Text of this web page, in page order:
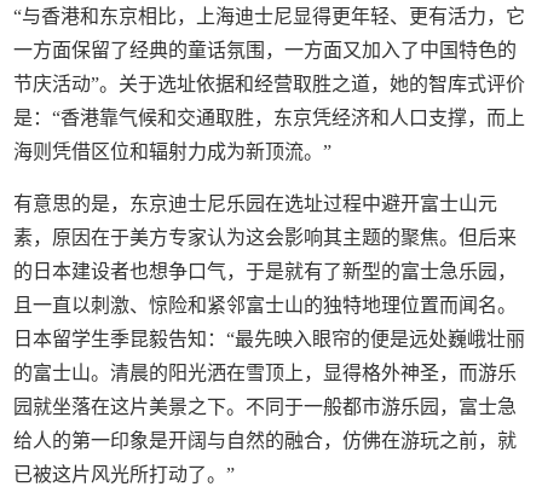
“与香港和东京相比，上海迪士尼显得更年轻、更有活力，它
一方面保留了经典的童话氛围，一方面又加入了中国特色的
节庆活动”。关于选址依据和经营取胜之道，她的智库式评价
是：“香港靠气候和交通取胜，东京凭经济和人口支撑，而上
海则凭借区位和辐射力成为新顶流。”
有意思的是，东京迪士尼乐园在选址过程中避开富士山元
素，原因在于美方专家认为这会影响其主题的聚焦。但后来
的日本建设者也想争口气，于是就有了新型的富士急乐园，
且一直以刺激、惊险和紧邻富士山的独特地理位置而闻名。
日本留学生季昆毅告知：“最先映入眼帘的便是远处巍峨壮丽
的富士山。清晨的阳光洒在雪顶上，显得格外神圣，而游乐
园就坐落在这片美景之下。不同于一般都市游乐园，富士急
给人的第一印象是开阔与自然的融合，仿佛在游玩之前，就
已被这片风光所打动了。”